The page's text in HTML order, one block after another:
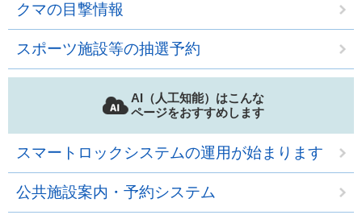
クマの目撃情報
スポーツ施設等の抽選予約
AI（人工知能）はこんな
ページをおすすめします
スマートロックシステムの運用が始まります
公共施設案内・予約システム